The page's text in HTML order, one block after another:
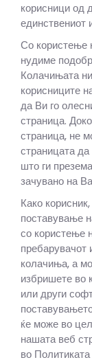
корисници од
единствениот
Со користење
нудиме
Колачињата
корисниците
да Ви го
страница.
страница, не
страницата
што ги
зачувано на
Како
поставување
со користење
пребарувачот
колачиња, а
избришете во
или други
ќе може во
нашата веб
во